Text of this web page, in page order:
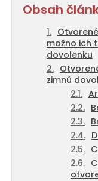
Obsah
možno ich
dovolenku
zimnú